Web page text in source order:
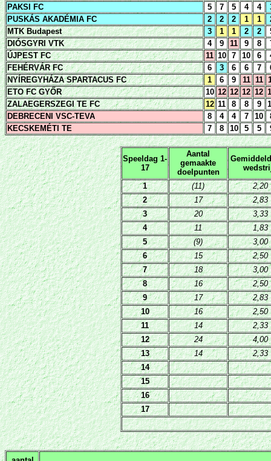
PAKSI FC
5 7 5 4 4
PUSKÁS AKADÉMIA FC
2 2 2 1 1
MTK Budapest
3 1 1 2 2
DIÓSGYRI VTK
4 9 11 9 8
ÚJPEST FC
11 10 7 10 6
FEHÉRVÁR FC
6 3 6 6 7
NYÍREGYHÁZA SPARTACUS FC
1 6 9 11 11
ETO FC GYŐR
10 12 12 12 12
ZALAEGERSZEGI TE FC
12 11 8 8 9
DEBRECENI VSC-TEVA
8 4 4 7 10
KECSKEMÉTI TE
7 8 10 5 5
Speeldag 1-
17
Aantal
gemaakte
doelpunten
1
(11)
2,20
2
17
2,83
3
20
3,33
4
11
1,83
5
(9)
3,00
6
15
2,50
7
18
3,00
8
16
2,50
9
17
2,83
10
16
2,50
11
14
2,33
12
24
4,00
13
14
2,33
14
15
16
17